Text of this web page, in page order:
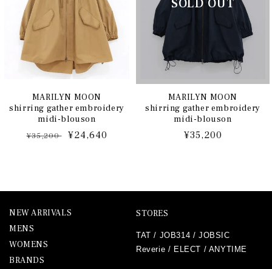
MARILYN MOON
shirring gather embroidery
midi-blouson
通
¥35,200
セ
格
¥24,640
MARILYN MOON
shirring gather embroidery
midi-blouson
通
¥35,200
NEW ARRIVALS
MENS
WOMENS
BRANDS
STORES
TAT / JOB314 /JOBSIC
Reverie / ELECT / ANYTIME